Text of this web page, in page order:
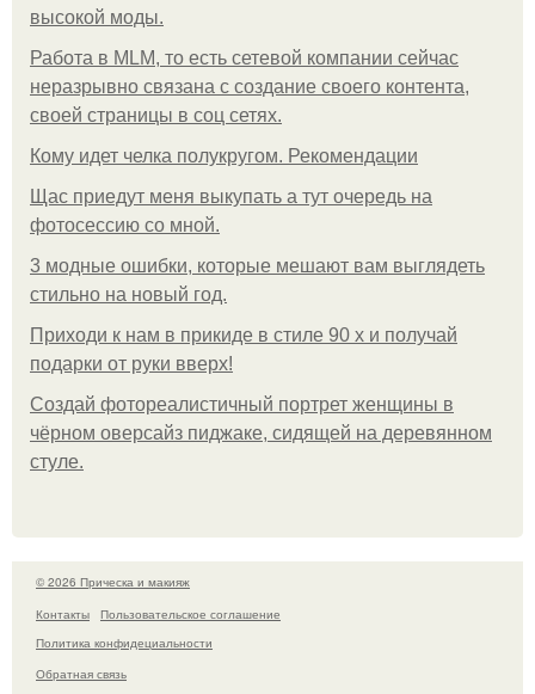
высокой моды.
Работа в MLM, то есть сетевой компании сейчас
неразрывно связана с создание своего контента,
своей страницы в соц сетях.
Кому идет челка полукругом. Рекомендации
Щас приедут меня выкупать а тут очередь на
фотосессию со мной.
3 модные ошибки, которые мешают вам выглядеть
стильно на новый год.
Приходи к нам в прикиде в стиле 90 х и получай
подарки от руки вверх!
Создай фотореалистичный портрет женщины в
чёрном оверсайз пиджаке, сидящей на деревянном
стуле.
© 2026 Прическа и макияж
Контакты
Пользовательское соглашение
Политика конфидециальности
Обратная связь